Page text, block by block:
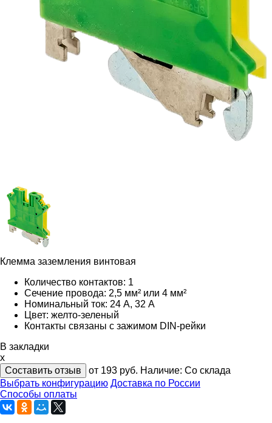
Клемма заземления винтовая
Количество контактов: 1
Сечение провода: 2,5 мм² или 4 мм²
Номинальный ток: 24 А, 32 А
Цвет: желто-зеленый
Контакты связаны с зажимом DIN-рейки
В закладки
x
Составить отзыв
от 193 руб. Наличие: Со склада
Выбрать конфигурацию Доставка по России
Способы оплаты